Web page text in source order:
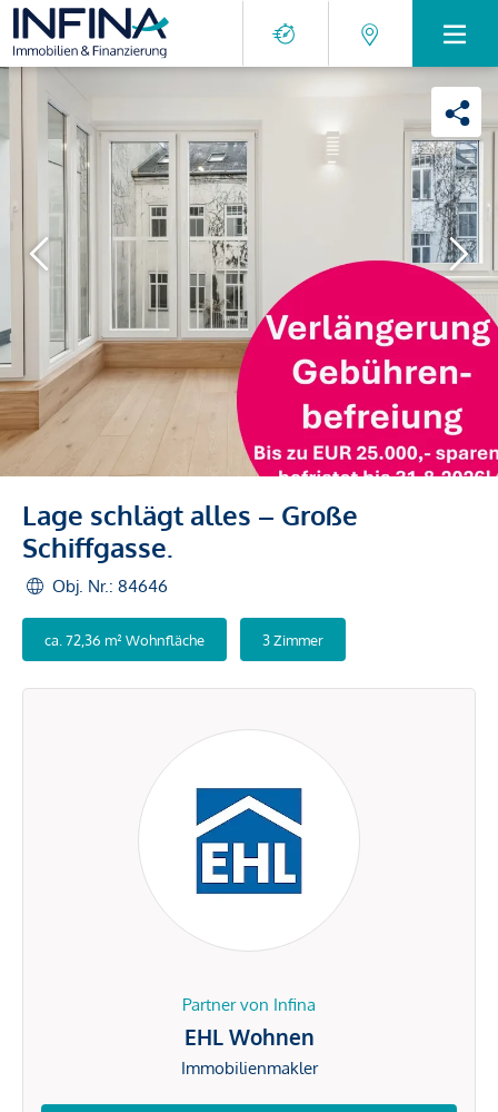
Lage schlägt alles – Große
Schiffgasse.
Obj. Nr.: 84646
ca. 72,36 m² Wohnfläche 3 Zimmer
Partner von Infina
EHL Wohnen
Immobilienmakler